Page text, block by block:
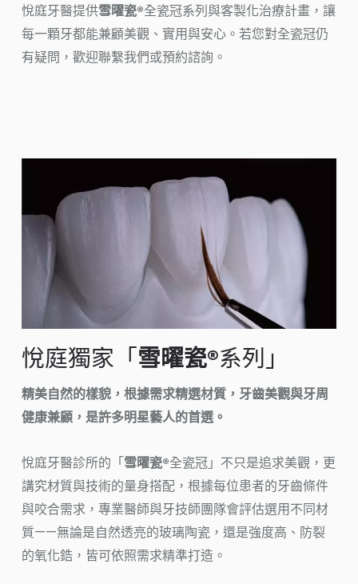
悅庭牙醫提供雪曜瓷®全瓷冠系列與客製化治療計畫，讓
每一顆牙都能兼顧美觀、實用與安心。若您對全瓷冠仍
有疑問，歡迎聯繫我們或預約諮詢。
悅庭獨家「雪曜瓷®系列」
精美自然的樣貌，根據需求精選材質，牙齒美觀與牙周
健康兼顧，是許多明星藝人的首選。
悅庭牙醫診所的「雪曜瓷®全瓷冠」不只是追求美觀，更
講究材質與技術的量身搭配，根據每位患者的牙齒條件
與咬合需求，專業醫師與牙技師團隊會評估選用不同材
質——無論是自然透亮的玻璃陶瓷，還是強度高、防裂
的氧化鋯，皆可依照需求精準打造。